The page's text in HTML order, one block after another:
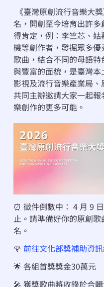
《臺灣原創流行音樂大
名，開創至今培育出許
得肯定，例：李竺芯、
機等創作者，發掘眾多
歌曲，結合不同的母語
與豐富的面貌，是臺灣
影視及流行音樂產業局
共同主辦邀請大家一起
樂創作的更多可能。
⏰ 徵件倒數中： 4 月 9
止。請準備好你的原創
名。
🌹 前往文化部獎補助資
🌟 各組首獎獎金30萬元
🎤 獲獎歌曲將收錄於合